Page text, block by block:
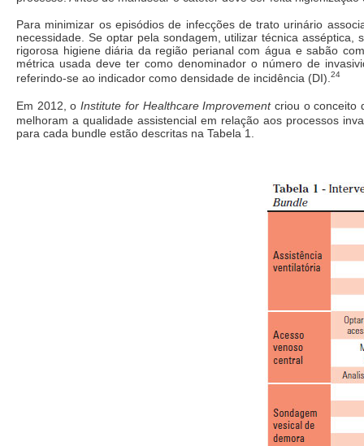
Para minimizar os episódios de infecções de trato urinário
necessidade. Se optar pela sondagem, utilizar técnica
rigorosa higiene diária da região perianal com água e sabão
métrica usada deve ter como denominador o número de
referindo-se ao indicador como densidade de incidência (DI). 24
Em 2012, oInstitute for Healthcare Improvementcriou o conceito
melhoram a qualidade assistencial em relação aos processos
para cada bundle estão descritas na Tabela 1.